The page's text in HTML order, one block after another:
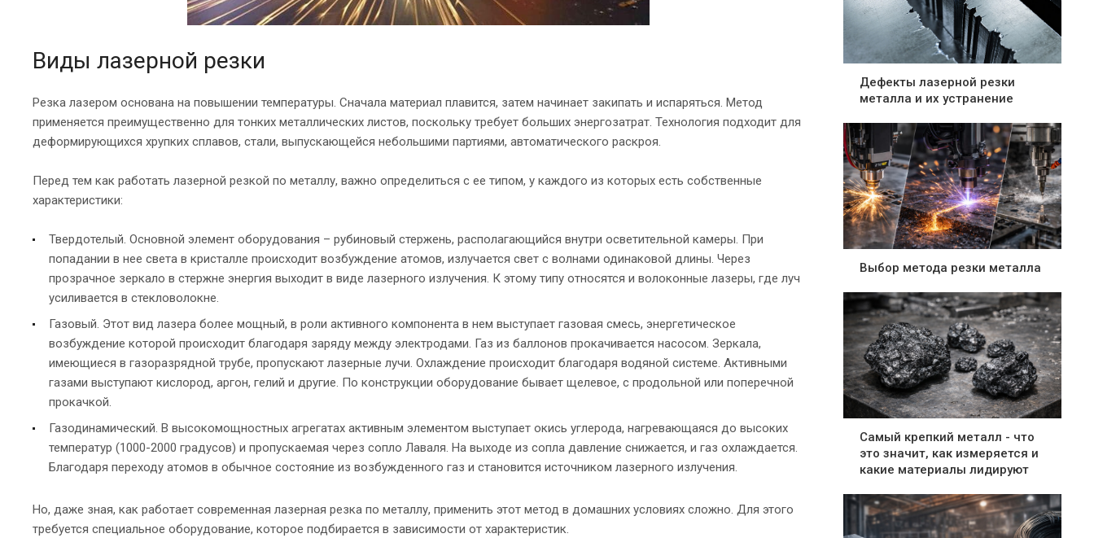
Виды лазерной резки
Резка лазером основана на повышении температуры. Сначала материал плавится, затем начинает закипать и испаряться. Метод
применяется преимущественно для тонких металлических листов, поскольку требует больших энергозатрат. Технология подходит для
деформирующихся хрупких сплавов, стали, выпускающейся небольшими партиями, автоматического раскроя.
Перед тем как работать лазерной резкой по металлу, важно определиться с ее типом, у каждого из которых есть собственные
характеристики:
Твердотелый. Основной элемент оборудования – рубиновый стержень, располагающийся внутри осветительной камеры. При
попадании в нее света в кристалле происходит возбуждение атомов, излучается свет с волнами одинаковой длины. Через
прозрачное зеркало в стержне энергия выходит в виде лазерного излучения. К этому типу относятся и волоконные лазеры, где луч
усиливается в стекловолокне.
Газовый. Этот вид лазера более мощный, в роли активного компонента в нем выступает газовая смесь, энергетическое
возбуждение которой происходит благодаря заряду между электродами. Газ из баллонов прокачивается насосом. Зеркала,
имеющиеся в газоразрядной трубе, пропускают лазерные лучи. Охлаждение происходит благодаря водяной системе. Активными
газами выступают кислород, аргон, гелий и другие. По конструкции оборудование бывает щелевое, с продольной или поперечной
прокачкой.
Газодинамический. В высокомощностных агрегатах активным элементом выступает окись углерода, нагревающаяся до высоких
температур (1000-2000 градусов) и пропускаемая через сопло Лаваля. На выходе из сопла давление снижается, и газ охлаждается.
Благодаря переходу атомов в обычное состояние из возбужденного газ и становится источником лазерного излучения.
Но, даже зная, как работает современная лазерная резка по металлу, применить этот метод в домашних условиях сложно. Для этого
требуется специальное оборудование, которое подбирается в зависимости от характеристик.
Дефекты лазерной резки
металла и их устранение
Выбор метода резки металла
Самый крепкий металл - что
это значит, как измеряется и
какие материалы лидируют